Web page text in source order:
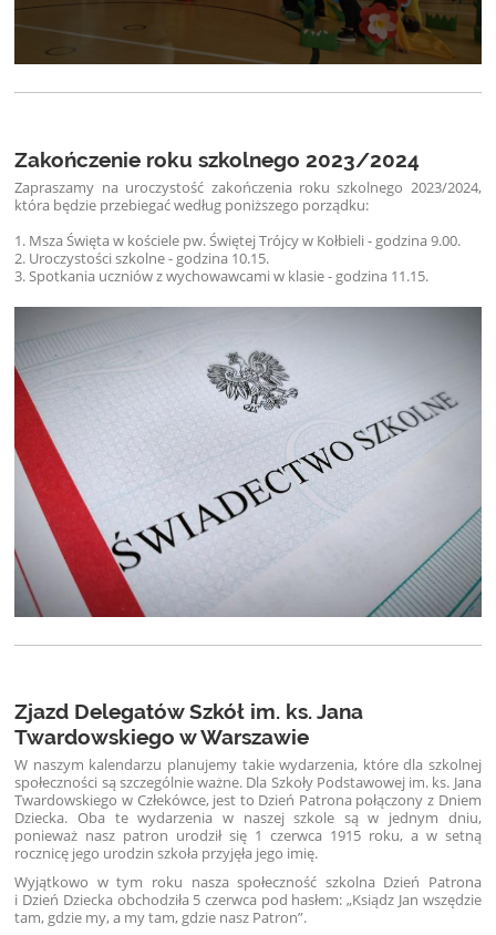
Zakończenie roku szkolnego 2023/2024
Zapraszamy na uroczystość zakończenia roku szkolnego 2023/2024,
która będzie przebiegać według poniższego porządku:
1. Msza Święta w kościele pw. Świętej Trójcy w Kołbieli - godzina 9.00.
2. Uroczystości szkolne - godzina 10.15.
3. Spotkania uczniów z wychowawcami w klasie - godzina 11.15.
Zjazd Delegatów Szkół im. ks. Jana
Twardowskiego w Warszawie
W naszym kalendarzu planujemy takie wydarzenia, które dla szkolnej
społeczności są szczególnie ważne. Dla Szkoły Podstawowej im. ks. Jana
Twardowskiego w Człekówce, jest to Dzień Patrona połączony z Dniem
Dziecka. Oba te wydarzenia w naszej szkole są w jednym dniu,
ponieważ nasz patron urodził się 1 czerwca 1915 roku, a w setną
rocznicę jego urodzin szkoła przyjęła jego imię.
Wyjątkowo w tym roku nasza społeczność szkolna Dzień Patrona
i Dzień Dziecka obchodziła 5 czerwca pod hasłem: „Ksiądz Jan wszędzie
tam, gdzie my, a my tam, gdzie nasz Patron”.